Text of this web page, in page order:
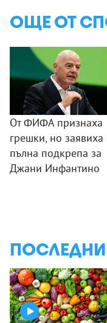
ОЩЕ ОТ
От ФИФА признаха
грешки, но заявиха
пълна подкрепа за
Джани Инфантино
ПОСЛЕДНИ